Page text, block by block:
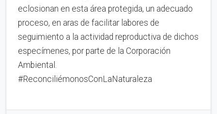
eclosionan en esta área protegida, un adecuado
proceso, en aras de facilitar labores de
seguimiento a la actividad reproductiva de dichos
especímenes, por parte de la Corporación
Ambiental.
#ReconciliémonosConLaNaturaleza